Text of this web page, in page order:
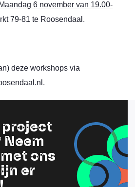
Maandag 6 november van 19.00-
79-81 te Roosendaal.
deze workshops via
project
ons
er